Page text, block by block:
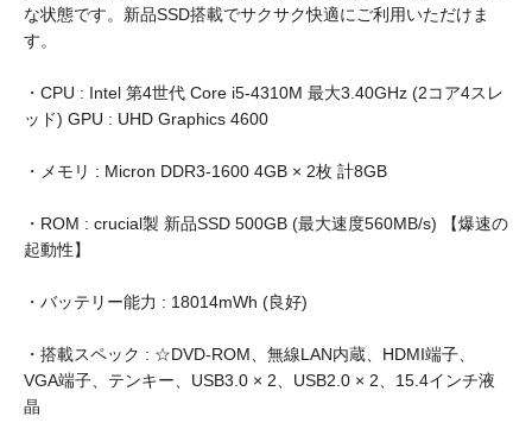
な状態です。新品SSD搭載でサクサク快適にご利用いただけま
す。
・CPU : Intel 第4世代 Core i5-4310M 最大3.40GHz (2コア4スレ
ッド) GPU : UHD Graphics 4600
・メモリ : Micron DDR3-1600 4GB × 2枚 計8GB
・ROM : crucial製 新品SSD 500GB (最大速度560MB/s) 【爆速の
起動性】
・バッテリー能力 : 18014mWh (良好)
・搭載スペック : ☆DVD-ROM、無線LAN内蔵、HDMI端子、
VGA端子、テンキー、USB3.0 × 2、USB2.0 × 2、15.4インチ液
晶